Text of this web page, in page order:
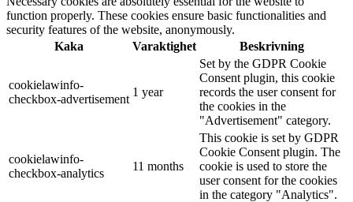
function properly. These cookies ensure basic functionalities and
security features of the website, anonymously.
Kaka
Varaktighet Beskrivning
cookielawinfo-
checkbox-advertisement
1 year
Set by the GDPR Cookie
Consent plugin, this cookie
records the user consent for
the cookies in the
"Advertisement" category.
cookielawinfo-
checkbox-analytics
11 months
This cookie is set by GDPR
Cookie Consent plugin. The
cookie is used to store the
user consent for the cookies
in the category "Analytics".